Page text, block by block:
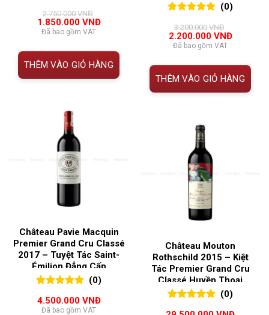
đánh giá
2.750.000VNĐ
Giá
gốc
2.750.000 VNĐ.
1.850.000 VNĐGiá
là:
1.850.000 VNĐ.
Đã bao gồm VAT
THÊM VÀO GIỎ HÀNG
đánh giá
(0)
3.200.000VNĐ
Giá
gốc
3.200.000 VNĐ.
2.200.000 VNĐGiá
là:
Đã bao gồm VAT
THÊM VÀO GIỎ HÀNG
Château Pavie Macquin
Premier Grand Cru Classé
2017 – Tuyệt Tác Saint-
Émilion Đẳng Cấp
Bordeaux
đánh giá
(0)
4.500.000 VNĐ
Đã bao gồm VAT
Château Mouton
Rothschild 2015 – Kiệt
Tác Premier Grand Cru
Classé Huyền Thoại
Bordeaux (0)